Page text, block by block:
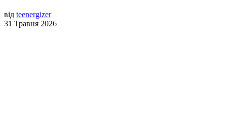
від teenergizer
31 Травня 2026